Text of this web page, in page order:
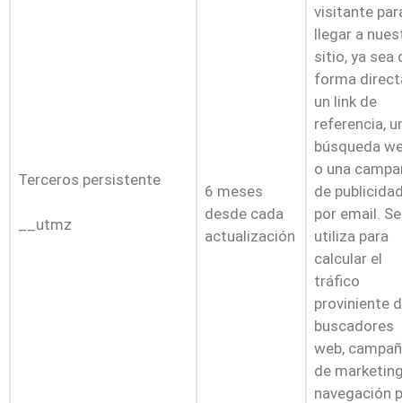
Terceros persistente
__utmz
6 meses
desde cada
actualización
visitante
llegar a
sitio, ya sea
forma
un link de
referencia,
búsqueda
o una
de
por email. Se
utiliza para
calcular el
tráfico
proviniente
buscadores
web,
de
navegación